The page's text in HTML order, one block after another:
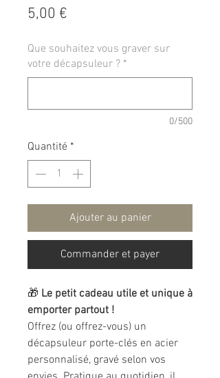
5,00 €
Que souhaitez vous graver sur
votre décapsuleur ? *
0/500
Quantité *
Ajouter au panier
Commander et payer
🎁 Le petit cadeau utile et unique à
emporter partout !
Offrez (ou offrez-vous) un
décapsuleur porte-clés en acier
personnalisé, gravé selon vos